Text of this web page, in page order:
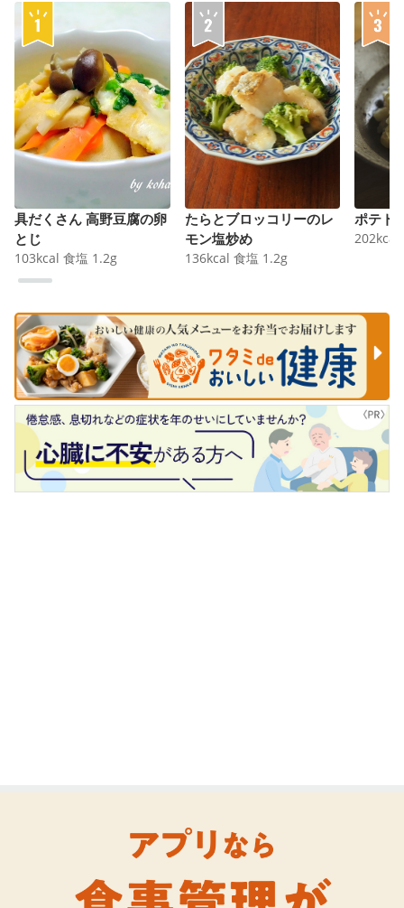
具だくさん 高野豆腐の卵
とじ
103kcal 食塩 1.2g
たらとブロッコリーのレ
モン塩炒め
136kcal 食塩 1.2g
ポテト
202kcal